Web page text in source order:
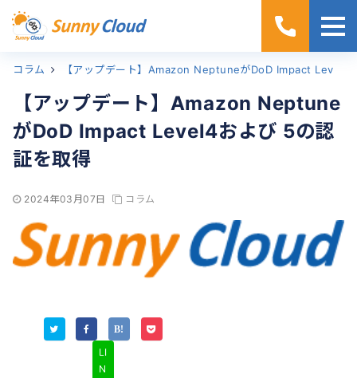
ホーム
コラム
【アップデート】Amazon Neptune
がDoD Impact Level4および 5の認
証を取得
2024年03月07日 コラム
LI
N